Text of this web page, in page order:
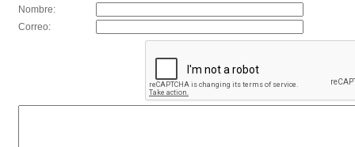
Nombre:
Correo: